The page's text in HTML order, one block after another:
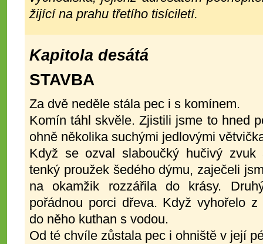
žijící na prahu třetího tisíciletí.
Kapitola desátá
STAVBA
Za dvě neděle stála pec i s komínem.
Komín táhl skvěle. Zjistili jsme to hned
ohně několika suchými jedlovými
Když se ozval slaboučký hučivý
tenký proužek šedého dýmu, zaječeli
na okamžik rozzářila do krásy.
pořádnou porci dřeva. Když vyhořelo
do něho kuthan s vodou.
Od té chvíle zůstala pec i ohniště v její